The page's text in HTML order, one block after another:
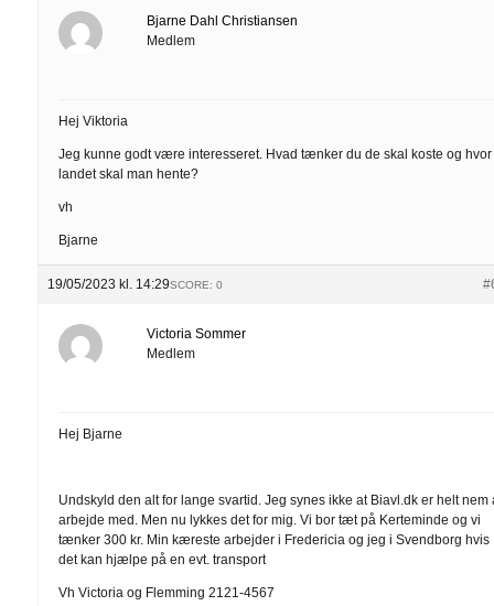
Bjarne Dahl Christiansen
Medlem
Hej Viktoria
Jeg kunne godt være interesseret. Hvad tænker du de skal koste og
landet skal man hente?
vh
Bjarne
19/05/2023 kl. 14:29SCORE: 0
Victoria Sommer
Medlem
Hej Bjarne
Undskyld den alt for lange svartid. Jeg synes ikke at Biavl.dk er helt nem
arbejde med. Men nu lykkes det for mig. Vi bor tæt på Kerteminde og vi
tænker 300 kr. Min kæreste arbejder i Fredericia og jeg i Svendborg hvis
det kan hjælpe på en evt. transport
Vh Victoria og Flemming 2121-4567